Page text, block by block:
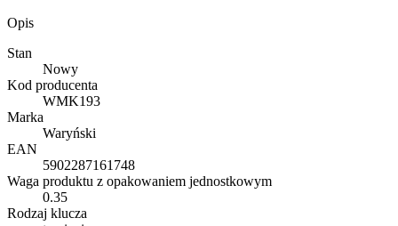
Opis
Stan
Nowy
Kod producenta
WMK193
Marka
Waryński
EAN
5902287161748
Waga produktu z opakowaniem jednostkowym
0.35
Rodzaj klucza